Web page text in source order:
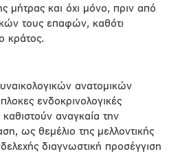
μήτρας και όχι μόνο, πριν από
τους επαφών, καθότι
κράτος.
ανατομικών
ενδοκρινολογικές
αναγκαία την
ως θεμέλιο της μελλοντικής
διαγνωστική προσέγγιση